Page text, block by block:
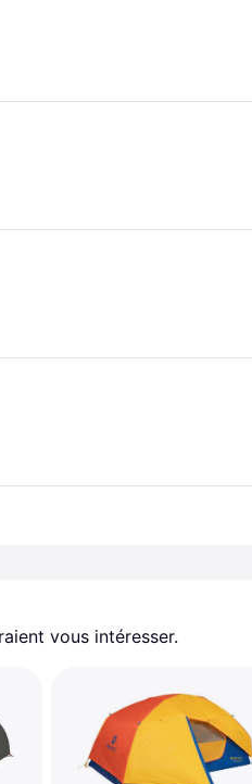
vous intéresser.